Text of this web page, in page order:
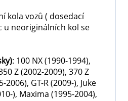
kola vozů ( dosedací
u neoriginálních kol se
: 100 NX (1990-1994),
Z (2002-2009), 370 Z
GT-R (2009-), Juke
), Maxima (1995-2004),